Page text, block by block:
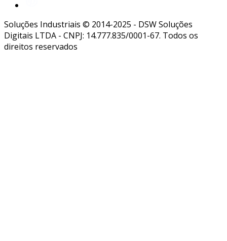
Soluções Industriais © 2014-2025 - DSW Soluções
Digitais LTDA - CNPJ: 14.777.835/0001-67. Todos os
direitos reservados